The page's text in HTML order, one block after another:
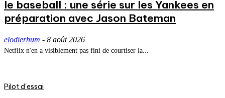
le baseball : une série sur les Yankees en
préparation avec Jason Bateman
elodierhum - 8 août 2026
Netflix n'en a visiblement pas fini de courtiser la...
Pilot d'essai